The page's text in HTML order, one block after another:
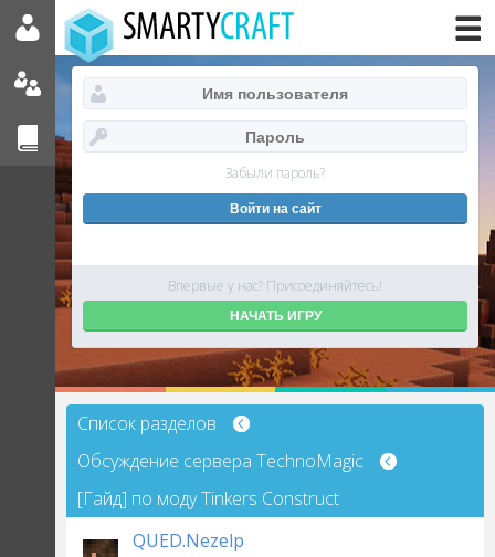
Забыли пароль?
Впервые у нас? Присоединяйтесь!
НАЧАТЬ ИГРУ
Список разделов
Обсуждение сервера TechnoMagic
[Гайд] по моду Tinkers Construct
QUED.Nezelp